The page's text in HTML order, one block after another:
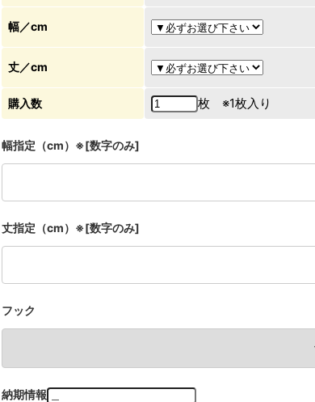
幅／cm
丈／cm
購入数 枚 ※1枚入り
幅指定（cm）※[数字のみ]
丈指定（cm）※[数字のみ]
フック
納期情報